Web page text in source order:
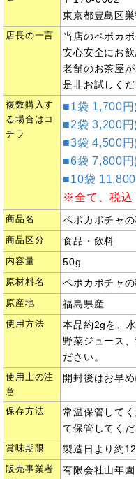
東京都豊島区
店長の一言
当店のペポカ
安心安全にお飲
老舗のお茶屋
是非お試しく
複数購入す
る場合はコ
チラ
■1袋 1,700円
■2袋 3,200円
■3袋 4,500円
■6袋 7,800円
■10袋
※全て、税込
商品名 ペポカボチャの
商品区分 食品・飲料
内容量 50g
原材料名 ペポカボチャ
原産地 福島県産
使用方法
本品約2gを、
野菜ジュース
ださい。
使用上の注
意
開封後はお早
保存方法
常温保管して
て保管してくだ
賞味期限 製造日より約
販売事業者
有限会社山年園